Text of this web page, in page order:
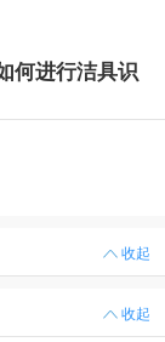
何进行洁具识
收起
收起